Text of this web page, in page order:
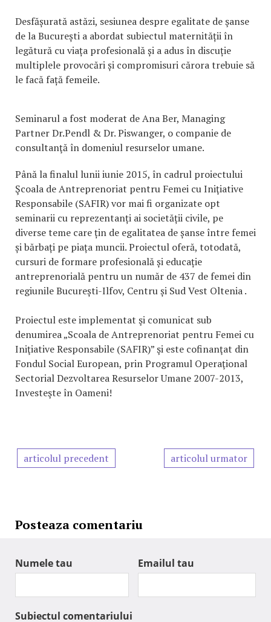
Desfășurată astăzi, sesiunea despre egalitate de şanse
de la București a abordat subiectul maternității în
legătură cu viața profesională și a adus în discuție
multiplele provocări și compromisuri cărora trebuie să
le facă față femeile.
Seminarul a fost moderat de Ana Ber, Managing
Partner Dr.Pendl & Dr. Piswanger, o companie de
consultanţă în domeniul resurselor umane.
Până la finalul lunii iunie 2015, în cadrul proiectului
Şcoala de Antreprenoriat pentru Femei cu Iniţiative
Responsabile (SAFIR) vor mai fi organizate opt
seminarii cu reprezentanți ai societății civile, pe
diverse teme care țin de egalitatea de șanse între femei
și bărbați pe piața muncii. Proiectul oferă, totodată,
cursuri de formare profesională și educație
antreprenorială pentru un număr de 437 de femei din
regiunile București-Ilfov, Centru și Sud Vest Oltenia .
Proiectul este implementat şi comunicat sub
denumirea „Scoala de Antreprenoriat pentru Femei cu
Iniţiative Responsabile (SAFIR)” şi este cofinanţat din
Fondul Social European, prin Programul Operaţional
Sectorial Dezvoltarea Resurselor Umane 2007-2013,
Investeşte în Oameni!
articolul precedent articolul urmator
Posteaza comentariu
Numele tau Emailul tau
Subiectul comentariului